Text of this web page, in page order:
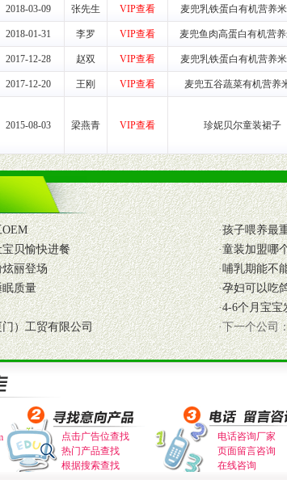
家垄断性经营权益。
销商销售情况派人员驻地指导。
予相应的政策，充分保证经销产品丰厚的利润空间和市
，保证经销商合作零风险。
销活动来帮助经销商启动和拉动市场销售，提供终端
商融入公司经营中，充分了解来自公司的行销计划，
安全、高效和准确的后勤配送物。
完善母婴、儿童产品品类，为中国妈妈、宝宝提供完
服务。
等方式与我公司相关负责人取得联系。
之后需详细阅读公司有关制度以及合作加盟流程。
考察，合作洽谈。
2018-03-09 张先生 VIP查看 麦兜乳铁蛋白有机营养
2018-01-31 李罗 VIP查看 麦兜鱼肉高蛋白有机营
2017-12-28 赵双 VIP查看 麦兜乳铁蛋白有机营养
2017-12-20 王刚 VIP查看 麦兜五谷蔬菜有机营养
2015-08-03 梁燕青 VIP查看 珍妮贝尔童装裙子
·孩子喂养最
贝愉快进餐 ·童装加盟哪
炫丽登场 ·哺乳期能不
质量 ·孕妇可以吃
·4-6个月宝宝
）工贸有限公司 ·下一个公司
点击广告位查找
热门产品查找
根据搜索查找
电话咨询厂家
页面留言咨询
在线咨询